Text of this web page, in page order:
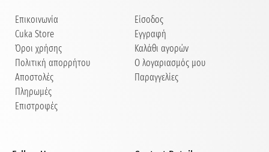
Επικοινωνία
Cuka Store
Όροι χρήσης
Πολιτική απορρήτου
Αποστολές
Πληρωμές
Επιστροφές
Είσοδος
Εγγραφή
Καλάθι αγορών
Ο λογαριασμός μου
Παραγγελίες